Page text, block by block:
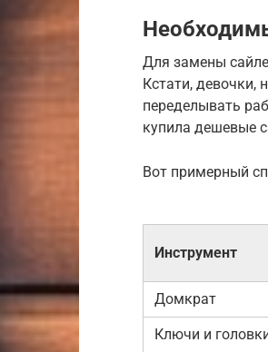
Для замены
Кстати, девочки,
переделывать
купила дешевые
Вот примерный
Инструмент
Домкрат
Ключи и